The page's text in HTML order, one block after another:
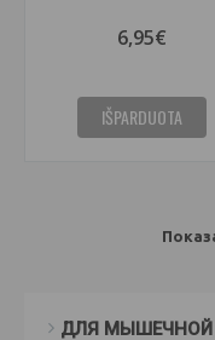
6,95€
IŠPARDUOTA
ДЛЯ